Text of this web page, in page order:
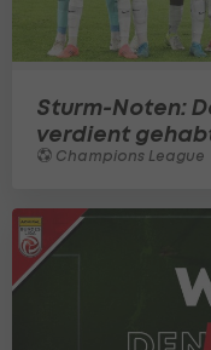
Sturm-Noten:
verdient
Champions League